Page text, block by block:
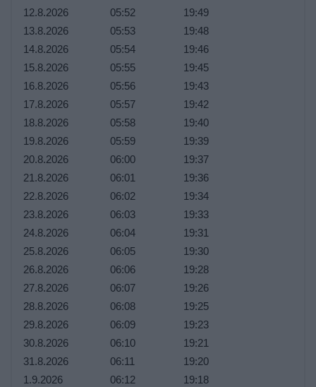
12.8.2026
05:52
19:49
13.8.2026
05:53
19:48
14.8.2026
05:54
19:46
15.8.2026
05:55
19:45
16.8.2026
05:56
19:43
17.8.2026
05:57
19:42
18.8.2026
05:58
19:40
19.8.2026
05:59
19:39
20.8.2026
06:00
19:37
21.8.2026
06:01
19:36
22.8.2026
06:02
19:34
23.8.2026
06:03
19:33
24.8.2026
06:04
19:31
25.8.2026
06:05
19:30
26.8.2026
06:06
19:28
27.8.2026
06:07
19:26
28.8.2026
06:08
19:25
29.8.2026
06:09
19:23
30.8.2026
06:10
19:21
31.8.2026
06:11
19:20
1.9.2026
06:12
19:18